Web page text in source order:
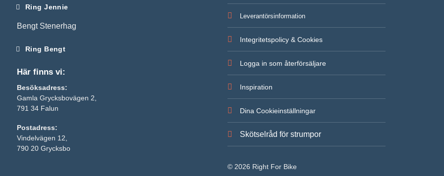
Ring Jennie
Bengt Stenerhag
Ring Bengt
Här finns vi:
Besöksadress:
Gamla Grycksbovägen 2,
791 34 Falun
Postadress:
Vindelvägen 12,
790 20 Grycksbo
Leverantörsinformation
Integritetspolicy & Cookies
Logga in som återförsäljare
Inspiration
Dina Cookieinställningar
Skötselråd för strumpor
© 2026 Right For Bike
Nödvändiga
Dessa kakor